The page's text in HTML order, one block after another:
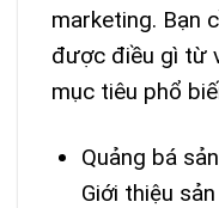
marketing. Bạn
được điều gì từ
mục tiêu phổ
Quảng bá
Giới thiệu